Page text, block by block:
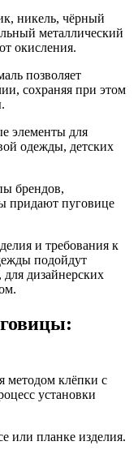
никель, чёрный
металлический
окисления.
позволяет
сохраняя при этом
элементы для
одежды, детских
брендов,
придают пуговице
и требования к
подойдут
для дизайнерских
методом клёпки с
установки
или планке изделия.